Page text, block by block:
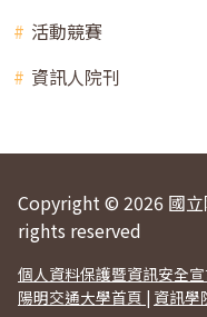
活動競賽
資訊人院刊
Copyright © 2026 國立
rights reserved
個人資料保護暨資訊安全
陽明交通大學首頁 | 資訊學